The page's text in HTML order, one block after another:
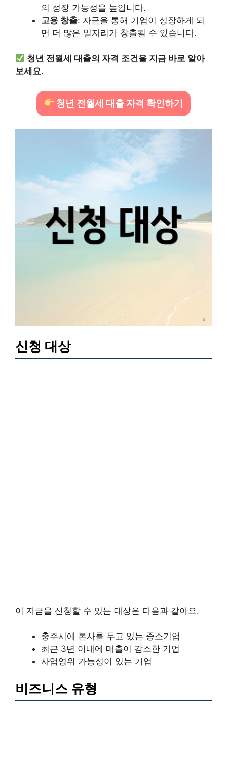
의 성장 가능성을 높입니다.
고용 창출: 자금을 통해 기업이 성장하게 되
면 더 많은 일자리가 창출될 수 있습니다.
청년 전월세 대출의 자격 조건을 지금 바로 알아
보세요.
청년 전월세 대출 자격 확인하기
신청 대상
이 자금을 신청할 수 있는 대상은 다음과 같아요.
충주시에 본사를 두고 있는 중소기업
최근 3년 이내에 매출이 감소한 기업
사업영위 가능성이 있는 기업
비즈니스 유형